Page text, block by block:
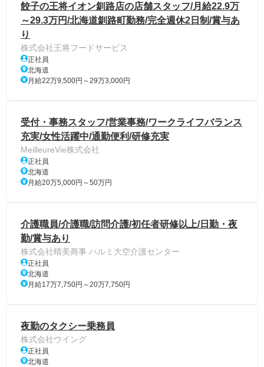
餃子の王将イオン釧路店の店舗スタッフ/月給22.9万
～29.3万円/北海道釧路町勤務/完全週休2日制/賞与あ
り
株式会社王将フードサービス
正社員
北海道
月給22万9,500円～29万3,000円
受付・事務スタッフ/営業事務/ワークライフバランス
充実/女性活躍中/通勤便利/研修充実
MeilleureVie株式会社
正社員
北海道
月給20万5,000円～50万円
介護職員/介護職/訪問介護/初任者研修以上/日勤・夜
勤/賞与あり
株式会社晴美商事 ハルミ大空介護センター
正社員
北海道
月給17万7,750円～20万7,750円
夜勤のタクシー乗務員
株式会社ウイング
正社員
北海道